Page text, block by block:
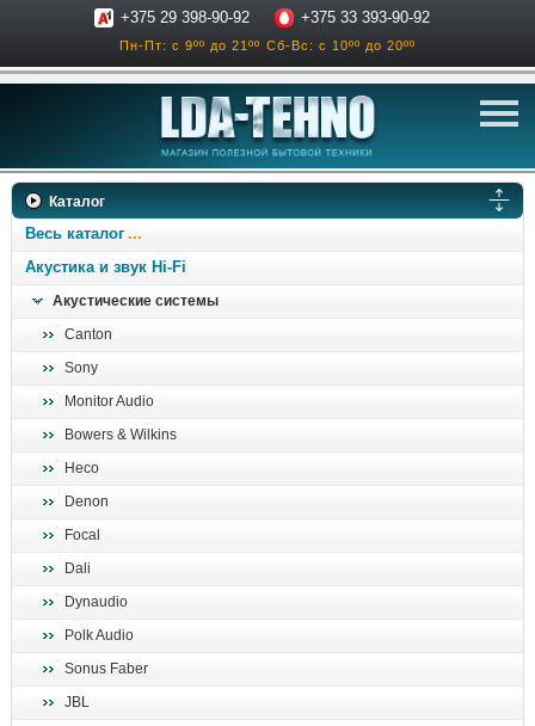
+375 29 398-90-92 +375 33 393-90-92
Пн-Пт: с 9ºº до 21ºº Сб-Вс: с 10ºº до 20ºº
телевизоры
ресиверы, усилители
Каталог
Весь каталог
Акустика и звук Hi-Fi
Акустические системы
Canton
Sony
Monitor Audio
Bowers & Wilkins
Heco
Denon
Focal
Dali
Dynaudio
Polk Audio
Sonus Faber
JBL